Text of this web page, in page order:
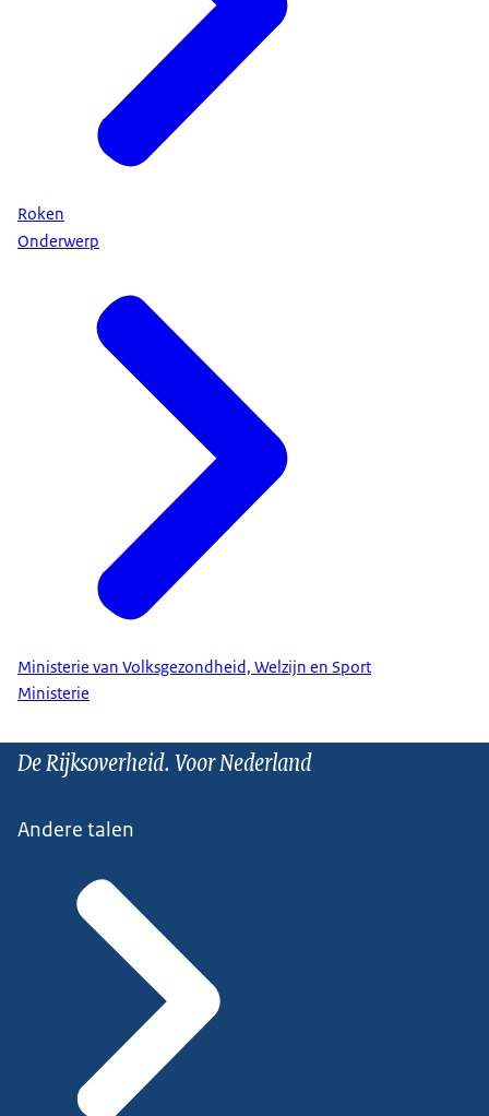
Roken
Onderwerp
Ministerie van Volksgezondheid, Welzijn en Sport
Ministerie
De Rijksoverheid. Voor Nederland
Andere talen